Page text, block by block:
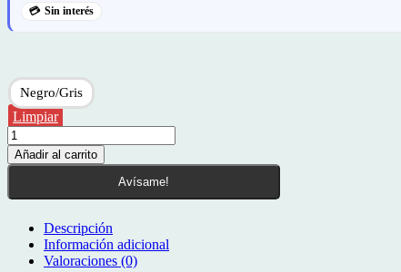
Sin interés
Negro/Gris
Limpiar
Reel
Okuma
Exide
65
Ruleman
4.51
Añadir al carrito
Avísame!
Descripción
Información adicional
Valoraciones (0)